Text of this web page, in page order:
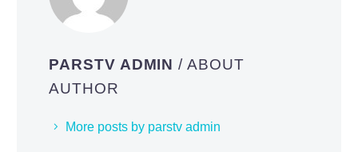
PARSTV ADMIN/ ABOUT
AUTHOR
More posts by parstv admin